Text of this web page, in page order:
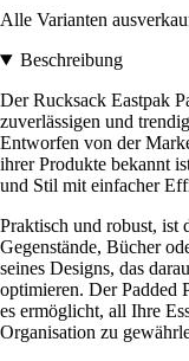
Alle Varianten
Beschreibung
Der Rucksack Eastpak
zuverlässigen und
Entworfen von der
ihrer Produkte bekannt
und Stil mit einfacher
Praktisch und robust, ist
Gegenstände, Bücher
seines Designs, das
optimieren. Der Padded
es ermöglicht, all Ihre
Organisation zu